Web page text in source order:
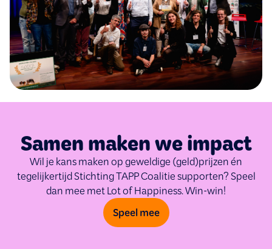
Samen maken we impact
Wil je kans maken op geweldige (geld)prijzen én
tegelijkertijd Stichting TAPP Coalitie supporten? Speel
dan mee met Lot of Happiness. Win-win!
Speel mee